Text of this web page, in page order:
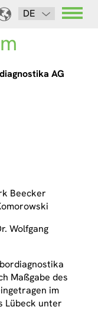
DE
AG
Beecker
Wolfgang
Maßgabe des
im
Lübeck unter